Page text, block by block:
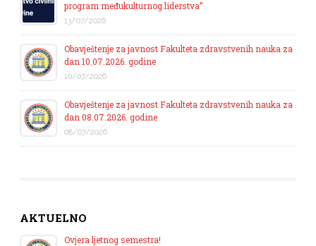
program međukulturnog liderstva”
13/07/2026
Obavještenje za javnost Fakulteta zdravstvenih nauka za
dan 10.07.2026. godine
10/07/2026
Obavještenje za javnost Fakulteta zdravstvenih nauka za
dan 08.07.2026. godine
08/07/2026
AKTUELNO
Ovjera ljetnog semestra!